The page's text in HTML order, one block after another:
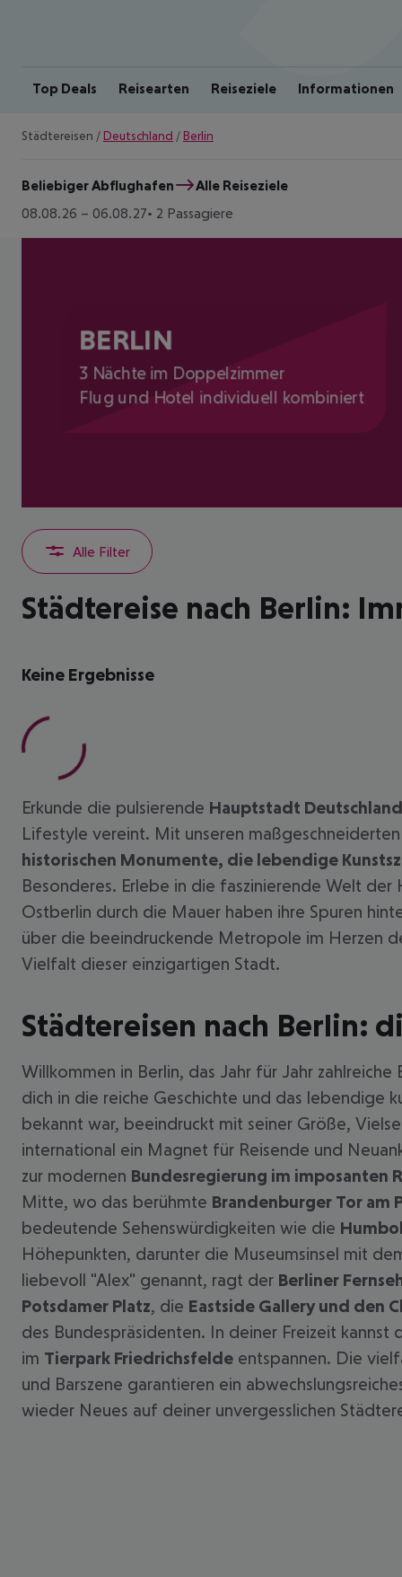
Top Deals Reisearten Reiseziele Informationen
Städtereisen / Deutschland / Berlin
Beliebiger Abflughafen
Alle Reiseziele
08.08.26 – 06.08.27 2 Passagiere
BERLIN
3 Nächte im Doppelzimmer
Flug und Hotel individuell kombiniert
Alle Filter
Städtereise nach Berlin:
Keine Ergebnisse
Erkunde die pulsierende Hauptstadt
Lifestyle vereint. Mit unseren
historischen Monumente, die lebendige
Besonderes. Erlebe in die faszinierende Welt
Ostberlin durch die Mauer haben ihre Spuren
über die beeindruckende Metropole im Herzen
Vielfalt dieser einzigartigen Stadt.
Städtereisen nach Berlin:
Willkommen in Berlin, das Jahr für Jahr
dich in die reiche Geschichte und das lebendige
bekannt war, beeindruckt mit seiner Größe,
international ein Magnet für Reisende und
zur modernen Bundesregierung im imposanten
Mitte, wo das berühmte Brandenburger Tor am
bedeutende Sehenswürdigkeiten wie die
Höhepunkten, darunter die Museumsinsel mit
liebevoll "Alex" genannt, ragt der Berliner
Potsdamer Platz, die Eastside Gallery und den
des Bundespräsidenten. In deiner Freizeit
im Tierpark Friedrichsfelde entspannen. Die
und Barszene garantieren ein
wieder Neues auf deiner unvergesslichen